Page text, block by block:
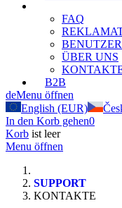
FAQ
ÜBER UNS
B2B
deMenu öffnen
English (EUR)
In den Korb gehen0
Korb ist leer
Menu öffnen
SUPPORT
KONTAKTE